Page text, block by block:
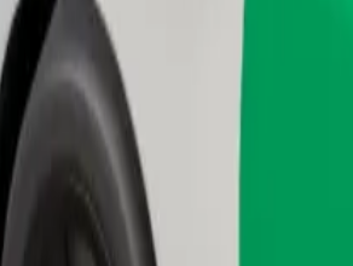
srednje veličine.